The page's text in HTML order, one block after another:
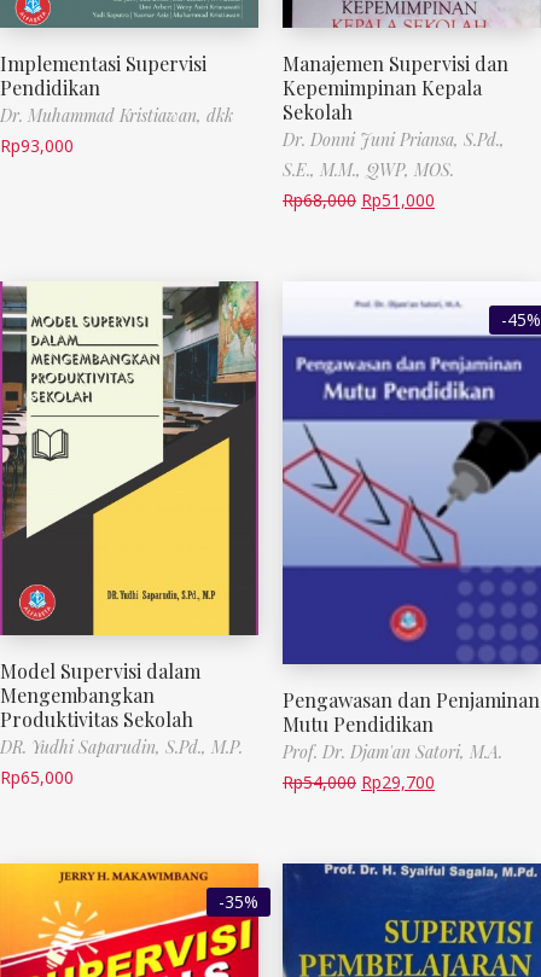
Implementasi Supervisi
Pendidikan
Dr. Muhammad Kristiawan, dkk
Rp93,000
Manajemen Supervisi dan
Kepemimpinan Kepala
Sekolah
Dr. Donni Juni Priansa, S.Pd.,
S.E., M.M., QWP, MOS.
Rp68,000 Rp51,000
Model Supervisi dalam
Mengembangkan
Produktivitas Sekolah
DR. Yudhi Saparudin, S.Pd., M.P.
Rp65,000
-45%
Pengawasan dan Penjaminan
Mutu Pendidikan
Prof. Dr. Djam'an Satori, M.A.
Rp54,000 Rp29,700
-35%